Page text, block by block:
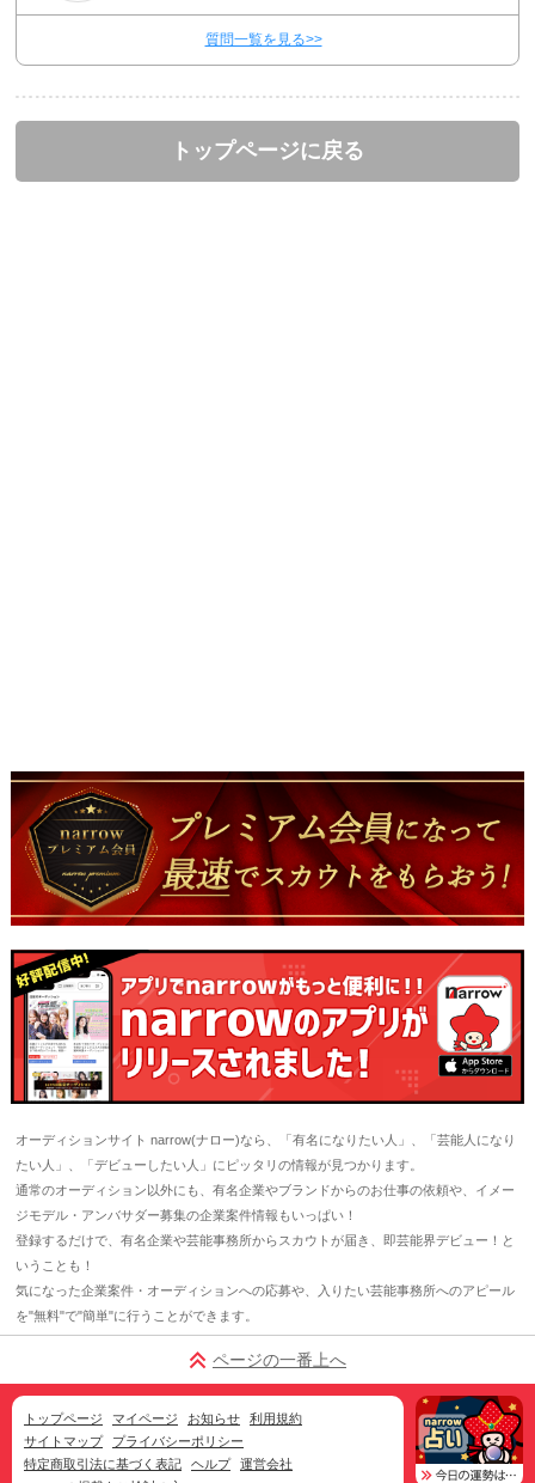
質問一覧を見る>>
トップページに戻る
オーディションサイト narrow(ナロー)なら、「有名になりたい人」、「芸能人になり
たい人」、「デビューしたい人」にピッタリの情報が見つかります。
通常のオーディション以外にも、有名企業やブランドからのお仕事の依頼や、イメー
ジモデル・アンバサダー募集の企業案件情報もいっぱい！
登録するだけで、有名企業や芸能事務所からスカウトが届き、即芸能界デビュー！と
いうことも！
気になった企業案件・オーディションへの応募や、入りたい芸能事務所へのアピール
を"無料"で"簡単"に行うことができます。
ページの一番上へ
トップページ マイページ お知らせ
利用規約
サイトマップ
プライバシーポリシー
特定商取引法に基づく表記
ヘルプ
運営会社